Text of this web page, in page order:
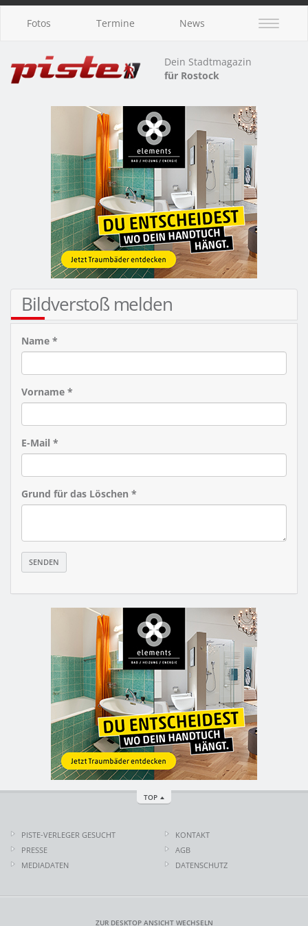
Fotos Termine News
Dein Stadtmagazin
für Rostock
Bildverstoß melden
Name *
Vorname *
E-Mail *
Grund für das Löschen *
TOP
PISTE-VERLEGER GESUCHT
PRESSE
MEDIADATEN
KONTAKT
AGB
DATENSCHUTZ
ZUR DESKTOP ANSICHT WECHSELN